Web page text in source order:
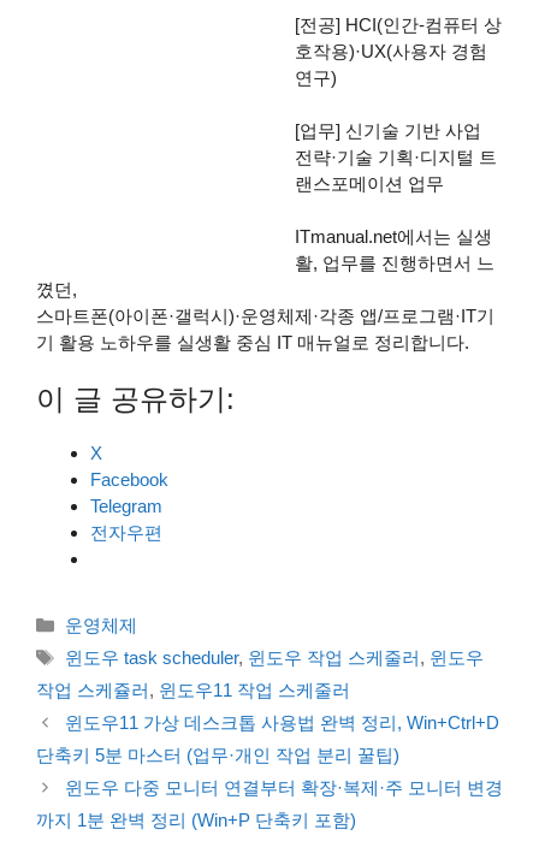
[전공] HCI(인간-컴퓨터 상
호작용)·UX(사용자 경험
연구)
[업무] 신기술 기반 사업
전략·기술 기획·디지털 트
랜스포메이션 업무
ITmanual.net에서는 실생
활, 업무를 진행하면서 느
꼈던,
스마트폰(아이폰·갤럭시)·운영체제·각종 앱/프로그램·IT기
기 활용 노하우를 실생활 중심 IT 매뉴얼로 정리합니다.
이 글 공유하기:
X
Facebook
Telegram
전자우편
카
테
고
리
운영체제
태
그
윈도우 task scheduler, 윈도우 작업 스케줄러, 윈도우
작업 스케쥴러, 윈도우11 작업 스케줄러
윈도우11 가상 데스크톱 사용법 완벽 정리, Win+Ctrl+D
단축키 5분 마스터 (업무·개인 작업 분리 꿀팁)
윈도우 다중 모니터 연결부터 확장·복제·주 모니터 변경
까지 1분 완벽 정리 (Win+P 단축키 포함)